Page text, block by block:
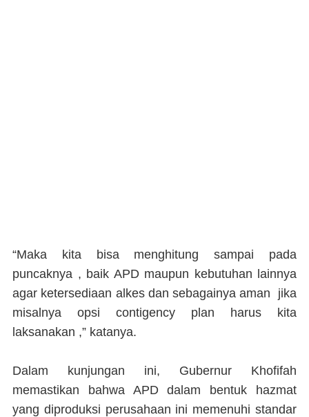
“Maka kita bisa menghitung sampai pada
puncaknya , baik APD maupun kebutuhan lainnya
agar ketersediaan alkes dan sebagainya aman jika
misalnya opsi contigency plan harus kita
laksanakan ,” katanya.
Dalam kunjungan ini, Gubernur Khofifah
memastikan bahwa APD dalam bentuk hazmat
yang diproduksi perusahaan ini memenuhi standar